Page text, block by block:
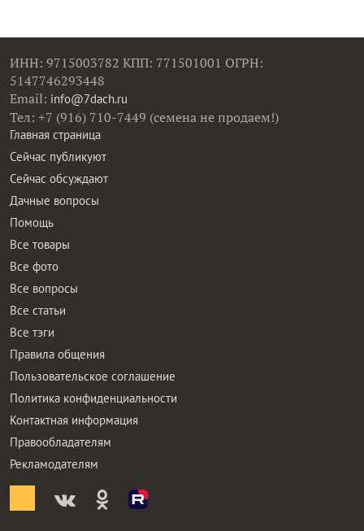
ИНН: 9715003782 КПП: 771501001 ОГРН:
5147746293448
Email: info@7dach.ru
Тел: +7 (916) 710-7449 (семена не продаем!)
Главная страница
Сейчас публикуют
Сейчас обсуждают
Дачные вопросы
Помощь
Все товары
Все фото
Все вопросы
Все статьи
Все тэги
Правила общения
Пользовательское соглашение
Политика конфиденциальности
Контактная информация
Правообладателям
Рекламодателям